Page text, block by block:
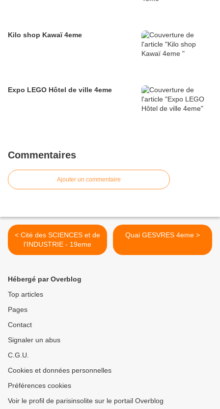
Kilo shop Kawaï 4eme
Expo LEGO Hôtel de ville 4eme
Commentaires
Ajouter un commentaire
< Cité des SCIENCES et de
l'INDUSTRIE - 19eme
Quai GESVRES 4eme >
Hébergé par Overblog
Top articles
Pages
Contact
Signaler un abus
C.G.U.
Cookies et données personnelles
Préférences cookies
Voir le profil de parisinsolite sur le portail Overblog